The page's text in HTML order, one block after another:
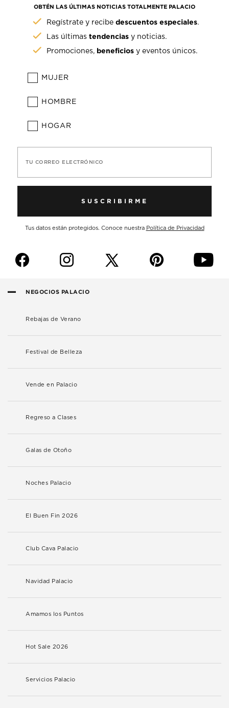
OBTÉN LAS ÚLTIMAS NOTICIAS TOTALMENTE PALACIO
Regístrate y recibedescuentos especiales.
Las últimastendencias y noticias.
Promociones, beneficios y eventos únicos.
MUJER
HOMBRE
HOGAR
TU CORREO ELECTRÓNICO
SUSCRIBIRME
Tus datos están protegidos. Conoce nuestra Política de Privacidad
f i p y
NEGOCIOS PALACIO
Rebajas de Verano
Festival de Belleza
Vende en Palacio
Regreso a Clases
Galas de Otoño
Noches Palacio
El Buen Fin 2026
Club Cava Palacio
Navidad Palacio
Amamos los Puntos
Hot Sale 2026
Servicios Palacio